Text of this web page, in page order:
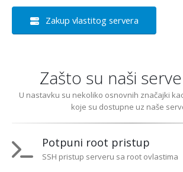
Zakup vlastitog servera
Zašto su naši
U nastavku su nekoliko osnovnih značajki
koje su dostupne uz naše
Potpuni root pristup
SSH pristup serveru sa root ovlastima